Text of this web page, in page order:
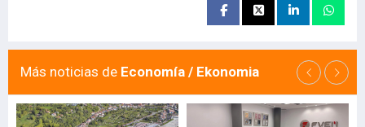
Más noticias de Economía / Ekonomia